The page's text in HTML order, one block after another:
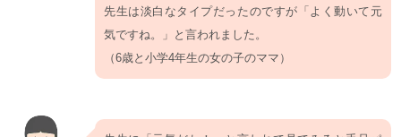
先生は淡白なタイプだったのですが「よく動いて元
気ですね。」と言われました。
（6歳と小学4年生の女の子のママ）